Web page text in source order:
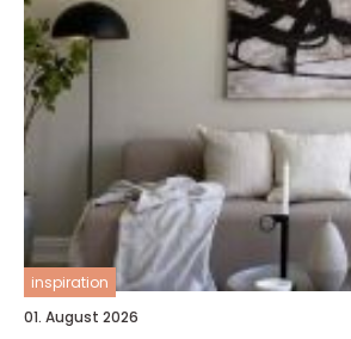
inspiration
01. August 2026